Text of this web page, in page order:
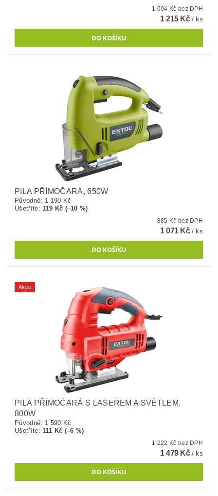
1 004 Kč bez DPH
1 215 Kč/ ks
PILA PŘÍMOČARÁ, 650W
Původně: 1 190 Kč
Ušetříte: 119 Kč (–10 %)
885 Kč bez DPH
1 071 Kč/ ks
Akce
PILA PŘÍMOČARÁ S LASEREM A SVĚTLEM,
800W
Původně: 1 590 Kč
Ušetříte: 111 Kč (–6 %)
1 222 Kč bez DPH
1 479 Kč/ ks